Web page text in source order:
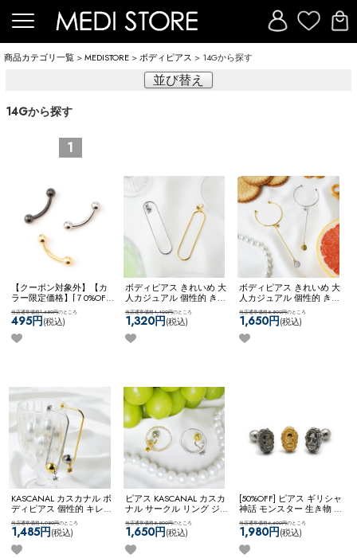
商品カテゴリ一覧 >MEDISTORE >ボディピアス > 14Gから探す
並び替え
14Gから探す
1
【クーポン対象外】【カ
ラー限定価格】[７0%OFF]
ボディピアス ピアス 専門
店 通販 ナベル カーブド
バーベル 臍 へそピアス
ロック ルーク スナッグ
当店通常価格1,650円のところ
495円(税込)
ボディピアス きれいめ 大
人カジュアル 個性的 きれ
いめファッション 【ネコ
ポス全品送料無料】
【KASCANAL】Virtical
Circ WF
当店通常価格4,400円のところ
1,320円(税込)
ボディピアス きれいめ 大
人カジュアル 個性的 きれ
いめファッション 【ネコ
ポス全品送料無料】
【KASCANAL】Stick & Big
CB
当店通常価格5,500円のところ
1,650円(税込)
KASCANAL カスカナル ボ
ディピアス 個性的 キレイ
め スタッズ カスタム ユ
ニーク 【ネコポス全品送
料無料】 【KASCANAL】
3Way Neji Long Circle WF
当店通常価格4,950円のところ
1,485円(税込)
ピアス KASCANAL カスカ
ナル サークル リング ジ
ュエル キラキラ キレイめ
大ぶりピアス 個性的 【ネ
コポス全品送料無料】
【KASCANAL】
当店通常価格5,500円のところ
1,650円(税込)
[50%OFF] ピアス ギリシャ
神話 モンスター 生き物 1
つ目 妖怪 キュクロプス
個性的 ゴシック シルバー
925 【ネコポス全品送料
無料】
当店通常価格6,600円のところ
1,980円(税込)